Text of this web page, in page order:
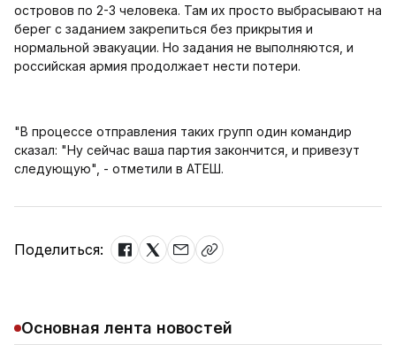
островов по 2-3 человека. Там их просто выбрасывают на
берег с заданием закрепиться без прикрытия и
нормальной эвакуации. Но задания не выполняются, и
российская армия продолжает нести потери.
"В процессе отправления таких групп один командир
сказал: "Ну сейчас ваша партия закончится, и привезут
следующую", - отметили в АТЕШ.
Поделиться:
Основная лента новостей